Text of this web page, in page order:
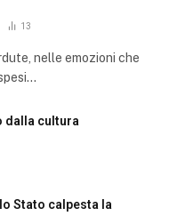
13
nelle emozioni che
dalla cultura
Stato calpesta la